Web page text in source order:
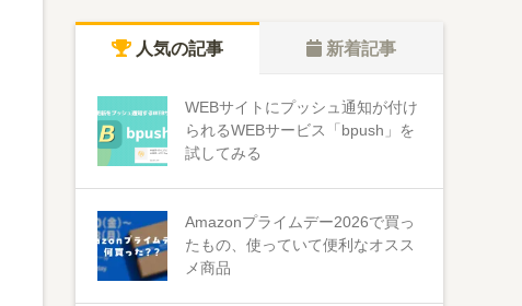
人気の記事 新着記事
WEBサイトにプッシュ通知が付け
られるWEBサービス「bpush」を
試してみる
Amazonプライムデー2026で買っ
たもの、使っていて便利なオスス
メ商品